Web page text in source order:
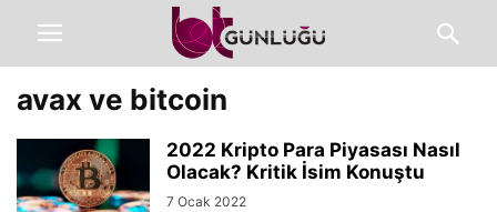
avax ve bitcoin
2022 Kripto Para Piyasası Nasıl
Olacak? Kritik İsim Konuştu
7 Ocak 2022